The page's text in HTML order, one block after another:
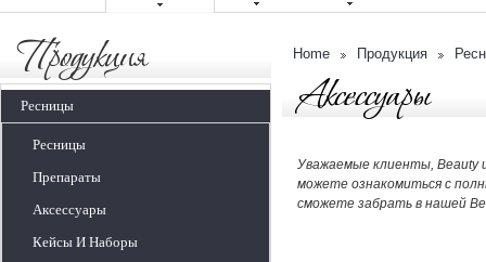
Продукция
Ресницы
Ресницы
Препараты
Аксессуары
Кейсы И Наборы
Home Продукция
Аксессуары
Уважаемые клиенты, Beauty
можете ознакомиться с
сможете забрать в нашей